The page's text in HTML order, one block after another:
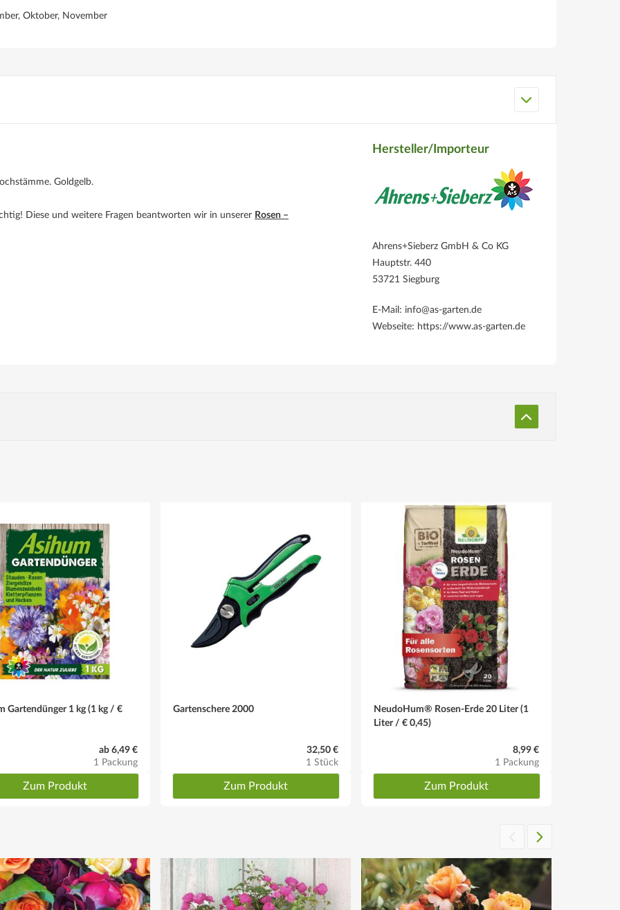
Oktober, November
Goldgelb.
Diese und weitere Fragen beantworten wir in unserer Rosen –
Hersteller/Importeur
Ahrens+Sieberz GmbH & Co KG
Hauptstr. 440
53721 Siegburg
E-Mail: info@as-garten.de
Webseite: https://www.as-garten.de
in den Boden kommen - zur Stützung der Krone benötigt die Hochstamm-Rose einen Pfahl. So bleibt die Rose auch
Flüssigdünger
bis zum Winter ausreifen kann
Gartendünger 1 kg (1 kg / €
ab 6,49 €
1 Packung
Zum Produkt
Gartenschere 2000
32,50 €
1 Stück
Zum Produkt
NeudoHum® Rosen-Erde 20 Liter (1
Liter / € 0,45)
8,99 €
1 Packung
Zum Produkt